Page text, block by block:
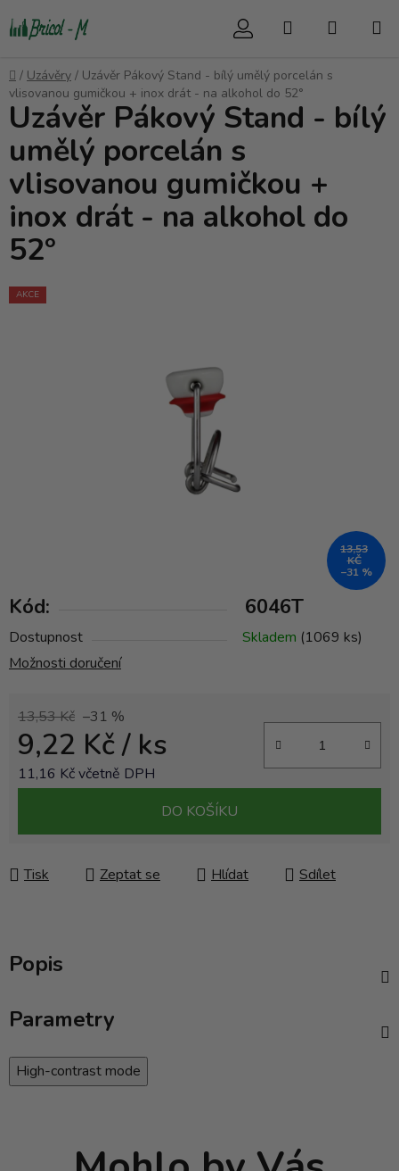
na
Hledat
Domů
/ Uzávěry / Uzávěr Pákový Stand - bílý umělý porcelán s
vlisovanou gumičkou + inox drát - na alkohol do 52°
Kód: 6046T
Dostupnost Skladem (1069 ks)
Možnosti doručení
13,53 Kč –31 %
9,22 Kč/ ks
11,16 Kč včetně DPH
DO KOŠÍKU
Tisk Zeptat se Hlídat Sdílet
Uzávěr Pákový Stand - bílý
umělý porcelán s
vlisovanou gumičkou +
inox drát - na alkohol do
52°
AKCE
13,53
KČ
–31 %
Popis
Parametry
High-contrast mode